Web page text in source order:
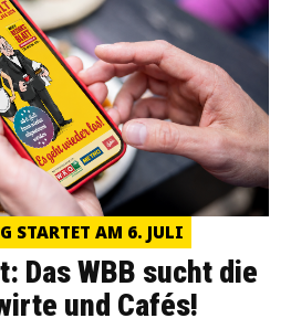
STARTET AM 6. JULI
Das WBB sucht die
und Cafés!